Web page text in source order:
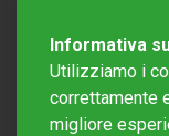
Informativa
Utilizziamo i
correttamente
migliore